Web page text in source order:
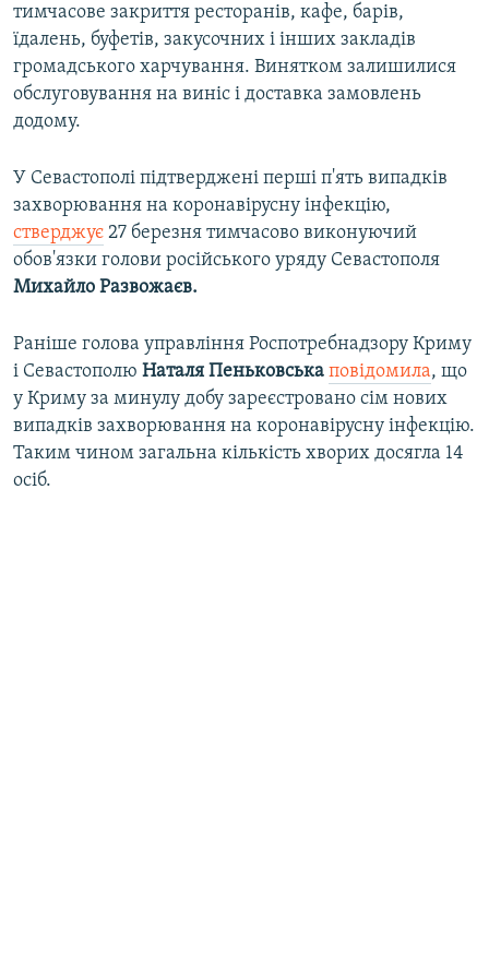
тимчасове закриття ресторанів, кафе, барів,
їдалень, буфетів, закусочних і інших закладів
громадського харчування. Винятком залишилися
обслуговування на виніс і доставка замовлень
додому.
У Севастополі підтверджені перші п'ять випадків
захворювання на коронавірусну інфекцію,
стверджує 27 березня тимчасово виконуючий
обов'язки голови російського уряду Севастополя
Михайло Развожаєв.
Раніше голова управління Роспотребнадзору Криму
і Севастополю Наталя Пеньковська повідомила, що
у Криму за минулу добу зареєстровано сім нових
випадків захворювання на коронавірусну інфекцію.
Таким чином загальна кількість хворих досягла 14
осіб.